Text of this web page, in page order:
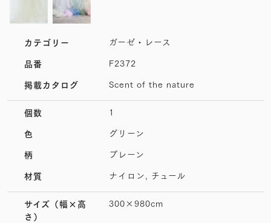
カテゴリー ガーゼ・レース
品番 F2372
掲載カタログ Scent of the nature
個数 1
色 グリーン
柄 プレーン
材質 ナイロン, チュール
サイズ （幅×高
さ）
300×980cm